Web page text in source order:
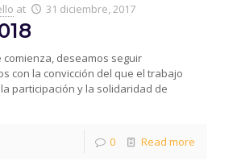
at 31 diciembre, 2017
comienza, deseamos seguir
con la convicción del que el trabajo
participación y la solidaridad de
0 Read more